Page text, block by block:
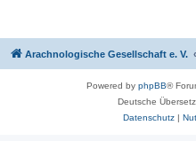
Arachnologische Gesellschaft e. V.
Powered by phpBB®
Deutsche
Datenschutz|